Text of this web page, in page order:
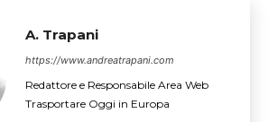
A. Trapani
https://www.andreatrapani.com
Redattore e Responsabile Area Web
Trasportare Oggi in Europa